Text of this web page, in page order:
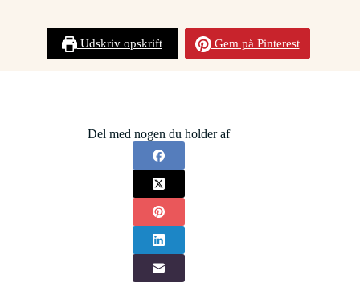
Udskriv opskrift Gem på Pinterest
Del med nogen du holder af